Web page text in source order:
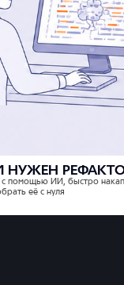
НУЖЕН
помощью ИИ, быстро
её с нуля